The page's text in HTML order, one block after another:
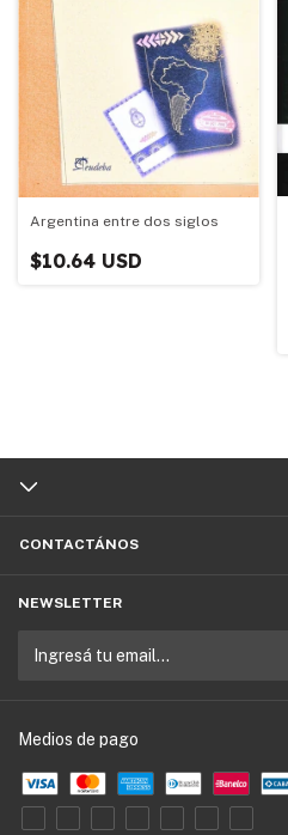
Argentina entre dos siglos
$10.64 USD
CONTACTÁNOS
NEWSLETTER
Medios de pago